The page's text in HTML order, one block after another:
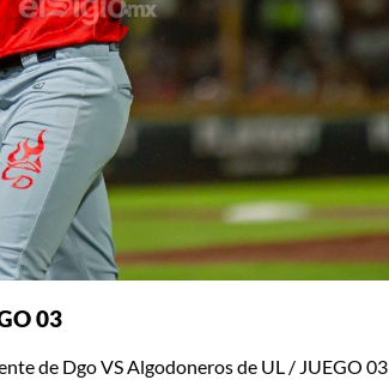
03
de Dgo VS Algodoneros de UL / JUEGO 03